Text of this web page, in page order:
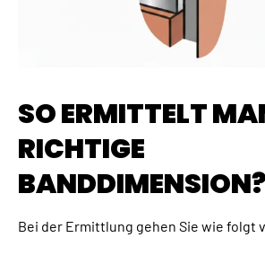
SO ERMITTELT
RICHTIGE
BANDDIMENSION?
Bei der Ermittlung gehen Sie wie folgt